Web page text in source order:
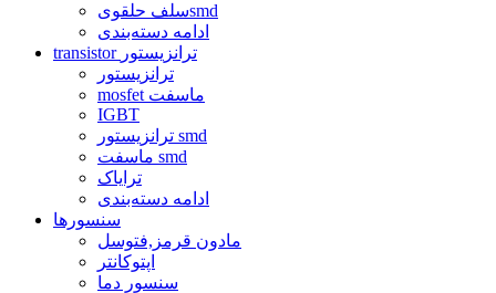
سلف حلقویsmd
ادامه دسته‌بندی
transistor ترانزیستور
ترانزیستور
mosfet ماسفت
IGBT
ترانزیستور smd
ماسفت smd
ترایاک
ادامه دسته‌بندی
سنسورها
مادون قرمز,فتوسل
اپتوکانتر
سنسور دما